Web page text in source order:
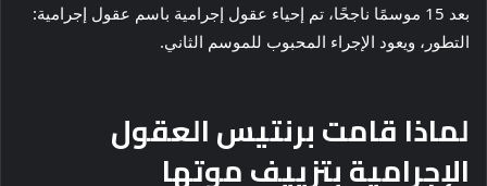
بعد 15 موسمًا ناجحًا، تم إحياء عقول إجرامية باسم عقول إجرامية:
التطور، ويعود الإجراء المحبوب للموسم الثاني.
لماذا قامت برنتيس العقول
الإجرامية بتزييف موتها